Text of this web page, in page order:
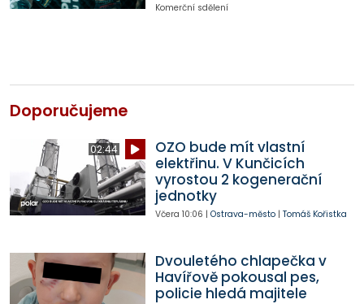
Komerční sdělení
Doporučujeme
02:44
OZO bude mít vlastní
elektřinu. V Kunčicích
vyrostou 2 kogenerační
jednotky
Včera 10:06 | Ostrava-město| Tomáš Kořistka
Dvouletého chlapečka v
Havířově pokousal pes,
policie hledá majitele